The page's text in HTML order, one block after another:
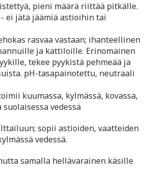
pieni määrä riittää pitkälle.
ei jätä jäämiä astioihin tai
rasvaa vastaan; ihanteellinen
ja kattiloille. Erinomainen
tekee pyykistä pehmeää ja
pH-tasapainotettu, neutraali
kuumassa, kylmässä, kovassa,
vedessä
sopii astioiden, vaatteiden
vedessä.
samalla hellävarainen käsille